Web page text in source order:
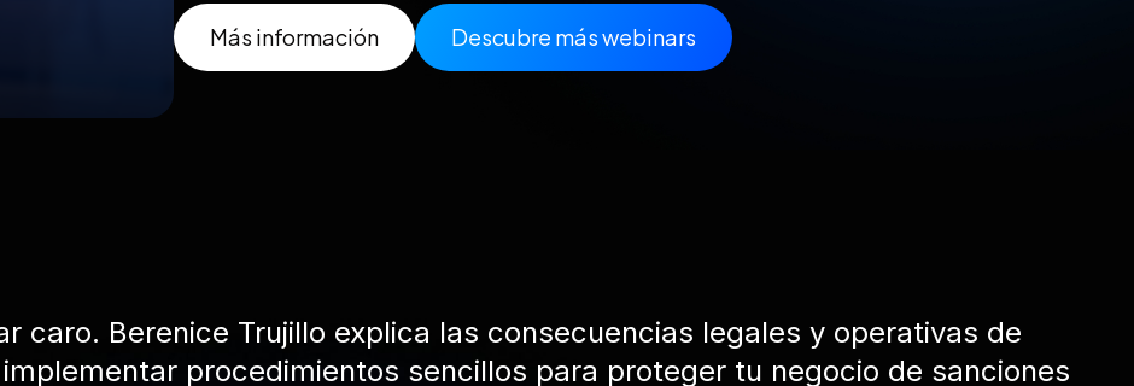
Descubre más webinars
Más información
caro. Berenice Trujillo explica las consecuencias legales y operativas de
procedimientos sencillos para proteger tu negocio de sanciones